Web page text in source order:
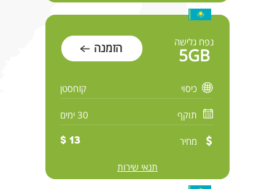
נפח גלישה
5GB הזמנה
כיסוי קזחסטן
תוקף 30 ימים
מחיר 13 $
תנאי שירות